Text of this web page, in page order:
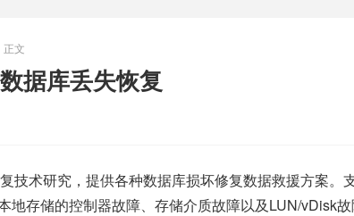
正文
据库丢失恢复
技术研究，提供各种数据库损坏修复数据救援方案。
存储的控制器故障、存储介质故障以及LUN/vDisk故